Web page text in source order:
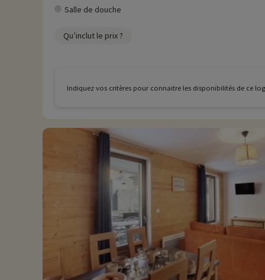
Salle de douche
Qu’inclut le prix ?
Indiquez vos critères pour connaitre les disponibilités de ce